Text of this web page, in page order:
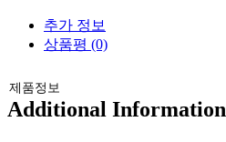
추가 정보
상품평 (0)
제품정보
Additional Information